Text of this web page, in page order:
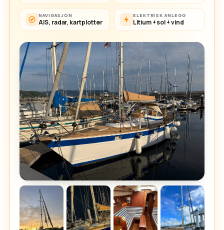
NAVIGASJON
AIS, radar, kartplotter
ELEKTRISK ANLEGG
Litium + sol + vind